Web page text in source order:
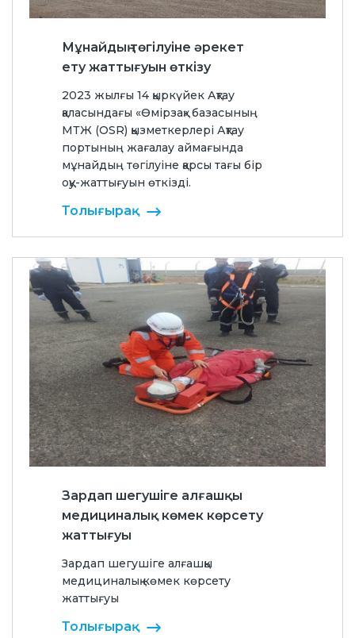
Мұнайдың төгілуіне әрекет
ету жаттығуын өткізу
2023 жылғы 14 қыркүйек Ақтау
қаласындағы «Өмірзақ» базасының
МТЖ (OSR) қызметкерлері Ақтау
портының жағалау аймағында
мұнайдың төгілуіне қарсы тағы бір
оқу-жаттығуын өткізді.
Толығырақ
Зардап шегушіге алғашқы
медициналық көмек көрсету
жаттығуы
Зардап шегушіге алғашқы
медициналық көмек көрсету
жаттығуы
Толығырақ